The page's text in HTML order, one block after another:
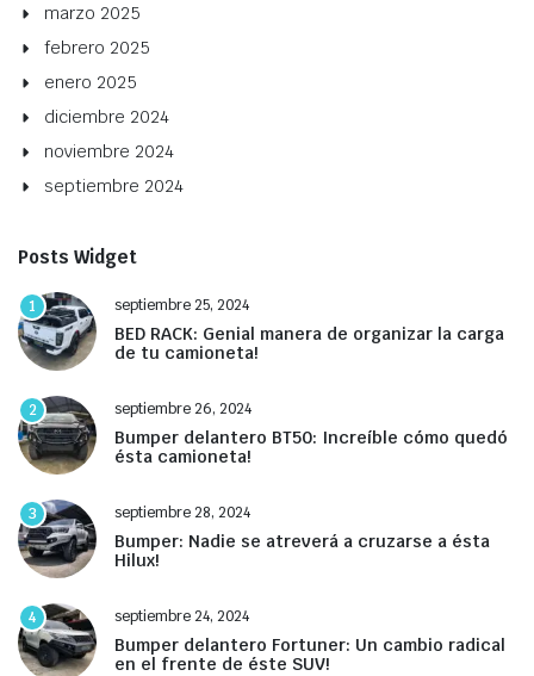
marzo 2025
febrero 2025
enero 2025
diciembre 2024
noviembre 2024
septiembre 2024
Posts Widget
1 septiembre 25, 2024
BED RACK: Genial manera de organizar la carga
de tu camioneta!
2 septiembre 26, 2024
Bumper delantero BT50: Increíble cómo quedó
ésta camioneta!
3 septiembre 28, 2024
Bumper: Nadie se atreverá a cruzarse a ésta
Hilux!
4 septiembre 24, 2024
Bumper delantero Fortuner: Un cambio radical
en el frente de éste SUV!